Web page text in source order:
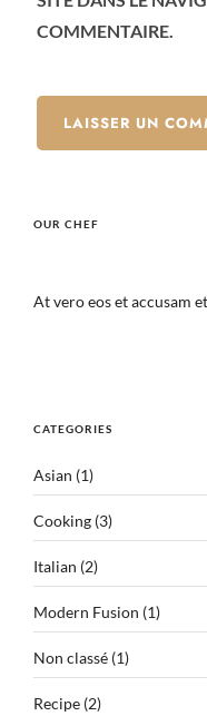
COMMENTAIRE.
OUR CHEF
At vero eos et accusam
CATEGORIES
Asian (1)
Cooking (3)
Italian (2)
Modern Fusion (1)
Non classé (1)
Recipe (2)